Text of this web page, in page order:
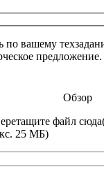
по вашему
предложение.
Обзор
файл сюда
25 МБ)